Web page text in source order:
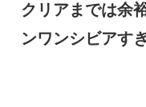
クリアまでは余
ンワンシビアす